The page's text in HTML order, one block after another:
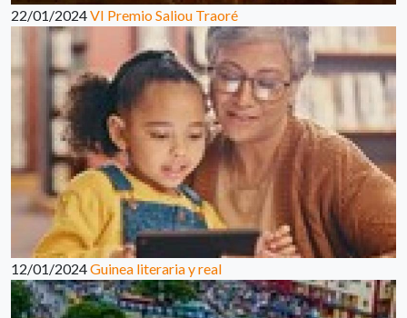
22/01/2024VI Premio Saliou Traoré
12/01/2024Guinea literaria y real